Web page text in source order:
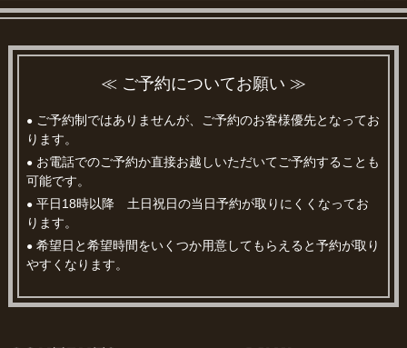
≪ ご予約についてお願い ≫
● ご予約制ではありませんが、ご予約のお客様優先となってお
ります。
● お電話でのご予約か直接お越しいただいてご予約することも
可能です。
● 平日18時以降 土日祝日の当日予約が取りにくくなってお
ります。
● 希望日と希望時間をいくつか用意してもらえると予約が取り
やすくなります。